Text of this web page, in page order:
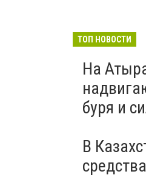
ТОП НОВОСТИ
На
буря и
В